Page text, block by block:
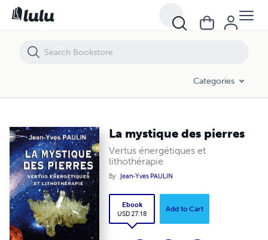
Categories
La mystique des pierres
Vertus énergétiques et
lithothérapie
By Jean-Yves PAULIN
Ebook
USD 27.18
Add to Cart
La mystique des pierres